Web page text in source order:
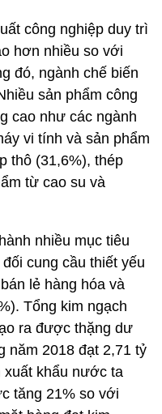
công nghiệp duy trì
hơn nhiều so với
đó, ngành chế biến
sản phẩm công
cao như các ngành
vi tính và sản phẩm
thô (31,6%), thép
từ cao su và
nhiều mục tiêu
cung cầu thiết yếu
lẻ hàng hóa và
Tổng kim ngạch
ra được thặng dư
năm 2018 đạt 2,71 tỷ
xuất khẩu nước ta
tăng 21% so với